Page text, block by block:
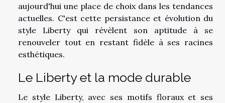
aujourd'hui une place de choix dans les tendances
actuelles. C'est cette persistance et évolution du
style Liberty qui révèlent son aptitude à se
renouveler tout en restant fidèle à ses racines
esthétiques.
Le Liberty et la mode durable
Le style Liberty, avec ses motifs floraux et ses